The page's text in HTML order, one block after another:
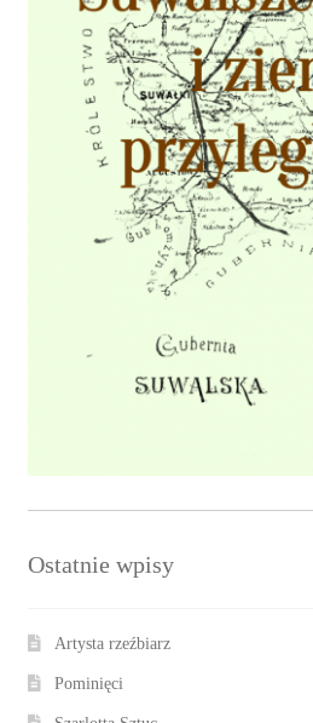
Ostatnie wpisy
Artysta rzeźbiarz
Pominięci